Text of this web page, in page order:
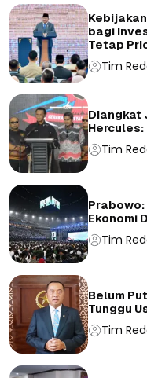
bagi
Tetap
Tim
Diangkat
Hercules:
Tim
Prabowo:
Ekonomi
Tim
Belum
Tunggu
Tim